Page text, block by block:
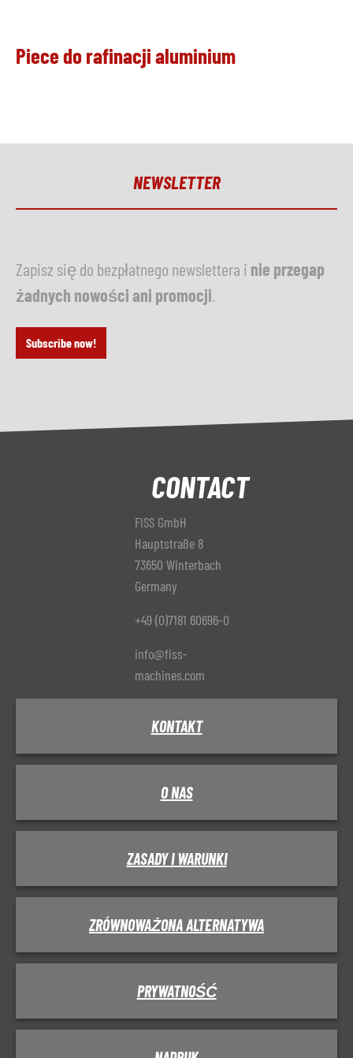
Piece do rafinacji aluminium
NEWSLETTER
Zapisz się do bezpłatnego newslettera i nie przegap
żadnych nowości ani promocji
Subscribe now!
CONTACT
FISS GmbH
Hauptstraße 8
73650 Winterbach
Germany
+49 (0)7181 60696-0
info@fiss-
machines.com
KONTAKT
O NAS
ZASADY I WARUNKI
ZRÓWNOWAŻONA ALTERNATYWA
PRYWATNOŚĆ